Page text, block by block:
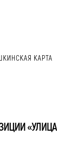
КАРТА
«УЛИЦА